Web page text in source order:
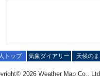
トップ 気象ダイアリー 天候の
2026 Weather Map Co.,